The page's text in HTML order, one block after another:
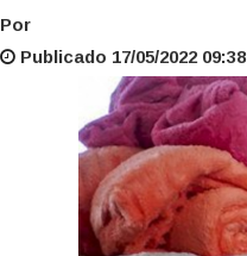
Por
Publicado 17/05/2022 09:38